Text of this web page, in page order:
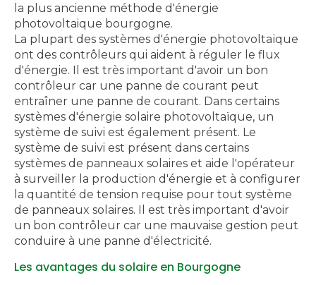
la plus ancienne méthode d'énergie
photovoltaique bourgogne.
La plupart des systèmes d'énergie photovoltaïque
ont des contrôleurs qui aident à réguler le flux
d'énergie. Il est très important d'avoir un bon
contrôleur car une panne de courant peut
entraîner une panne de courant. Dans certains
systèmes d'énergie solaire photovoltaïque, un
système de suivi est également présent. Le
système de suivi est présent dans certains
systèmes de panneaux solaires et aide l'opérateur
à surveiller la production d'énergie et à configurer
la quantité de tension requise pour tout système
de panneaux solaires. Il est très important d'avoir
un bon contrôleur car une mauvaise gestion peut
conduire à une panne d'électricité.
Les avantages du solaire en Bourgogne